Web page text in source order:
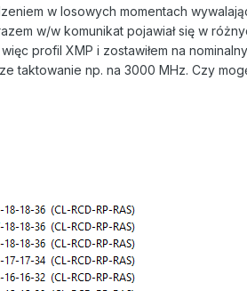
w losowych momentach
w/w komunikat pojawiał się w
profil XMP i zostawiłem na
taktowanie np. na 3000 MHz. Czy